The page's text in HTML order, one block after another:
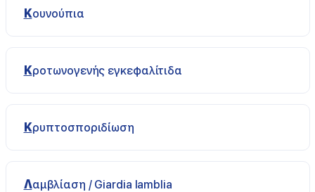
Κουνούπια
Κροτωνογενής εγκεφαλίτιδα
Κρυπτοσποριδίωση
Λαμβλίαση / Giardia lamblia